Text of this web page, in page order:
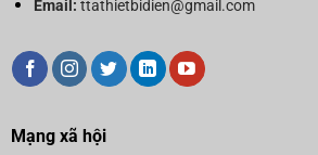
Email: ttathietbidien@gmail.com
Mạng xã hội